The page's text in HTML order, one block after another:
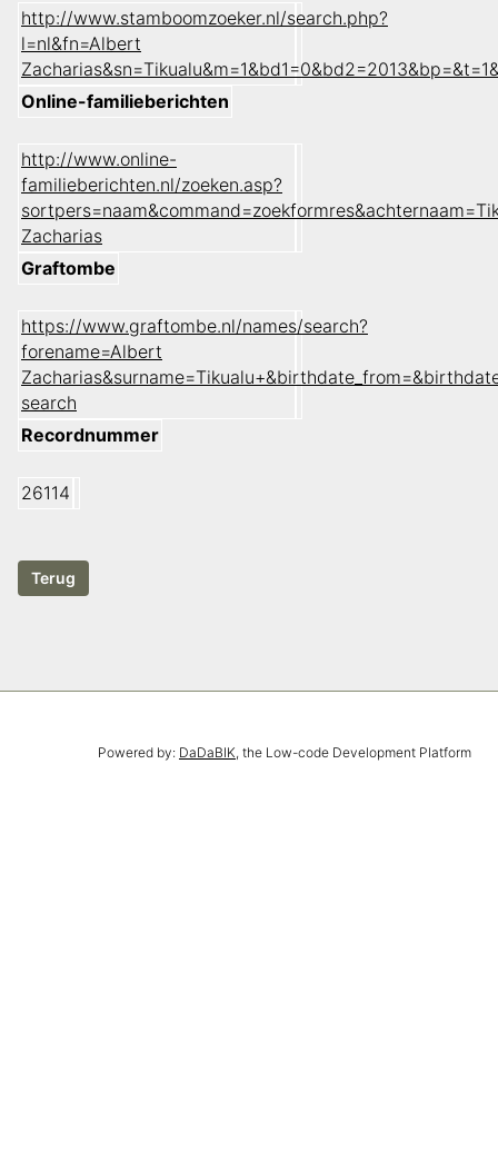
http://www.stamboomzoeker.nl/search.php?
l=nl&fn=Albert
Online-familieberichten
http://www.online-
familieberichten.nl/zoeken.asp?
Zacharias
Graftombe
https://www.graftombe.nl/names/search?
forename=Albert
search
Recordnummer
26114
Powered by: DaDaBIK, the Low-code Development Platform